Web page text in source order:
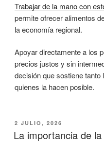
Trabajar de la mano con
permite ofrecer alimentos
la economía regional.
Apoyar directamente a los
precios justos y sin
decisión que sostiene
quienes la hacen posible.
PUBLICADO
EL
2 JULIO, 2026
La importancia de